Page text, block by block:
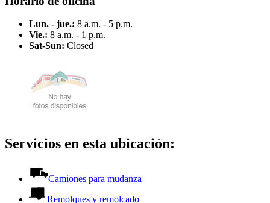
Lun. - jue.: 8 a.m. - 5 p.m.
Vie.: 8 a.m. - 1 p.m.
Sat-Sun: Closed
Servicios en esta ubicación:
Camiones para mudanza
Remolques y remolcado